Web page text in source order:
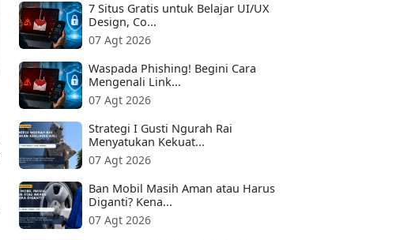
7 Situs Gratis untuk Belajar UI/UX
Design, Co...
07 Agt 2026
Waspada Phishing! Begini Cara
Mengenali Link...
07 Agt 2026
Strategi I Gusti Ngurah Rai
Menyatukan Kekuat...
07 Agt 2026
Ban Mobil Masih Aman atau Harus
Diganti? Kena...
07 Agt 2026